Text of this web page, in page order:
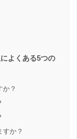
よくある5つの
か？
すか？